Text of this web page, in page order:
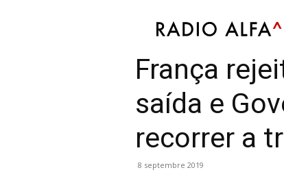
Mis en avant Politique Société
França
saída e
recorrer a
8 septembre 2019